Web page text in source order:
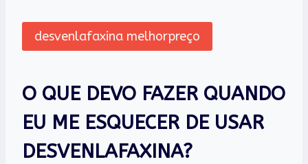
desvenlafaxina melhorpreço
O QUE DEVO FAZER QUANDO
EU ME ESQUECER DE USAR
DESVENLAFAXINA?